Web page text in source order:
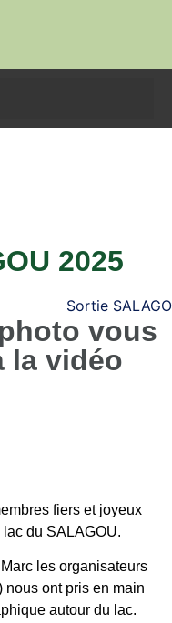
2025
vous
la vidéo
fiers et joyeux
du SALAGOU.
les organisateurs
ont pris en main
autour du lac.